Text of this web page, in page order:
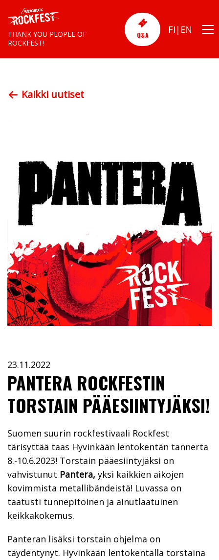
THANK YOU PEOPLE OF
ROCKFEST!
Q&A FI EN
Kaikki uutiset
23.11.2022
PANTERA ROCKFESTIN
TORSTAIN PÄÄESIINTYJÄKSI!
Suomen suurin rockfestivaali Rockfest
tärisyttää taas Hyvinkään lentokentän tannerta
8.-10.6.2023! Torstain pääesiintyjäksi on
vahvistunut Pantera, yksi kaikkien aikojen
kovimmista metallibändeistä! Luvassa on
taatusti tunnepitoinen ja ainutlaatuinen
keikkakokemus.
Panteran lisäksi torstain ohjelma on
täydentynyt. Hyvinkään lentokentällä torstaina